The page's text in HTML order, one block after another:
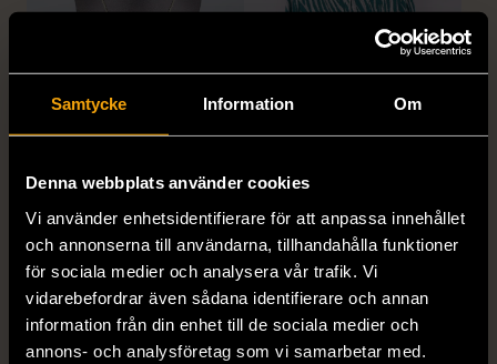
Samtycke Information Om
Denna webbplats använder cookies
Vi använder enhetsidentifierare för att anpassa innehållet
och annonserna till användarna, tillhandahålla funktioner
för sociala medier och analysera vår trafik. Vi
vidarebefordrar även sådana identifierare och annan
information från din enhet till de sociala medier och
annons- och analysföretag som vi samarbetar med.
SNÖ OF SWEDEN
SNÖ of Sweden -
Halsband med
cirkelhänge
Gott skick
169 kr
RODEBJER
Rodebjer - Mönstrad topp
med knappdetalj
M (38-40)
Mycket gott skick
399 kr